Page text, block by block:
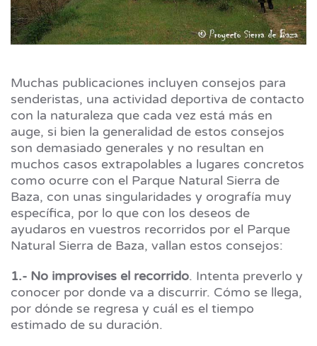
Muchas publicaciones incluyen consejos para
senderistas, una actividad deportiva de contacto
con la naturaleza que cada vez está más en
auge, si bien la generalidad de estos consejos
son demasiado generales y no resultan en
muchos casos extrapolables a lugares concretos
como ocurre con el Parque Natural Sierra de
Baza, con unas singularidades y orografía muy
específica, por lo que con los deseos de
ayudaros en vuestros recorridos por el Parque
Natural Sierra de Baza, vallan estos consejos:
1.- No improvises el recorrido. Intenta preverlo y
conocer por donde va a discurrir. Cómo se llega,
por dónde se regresa y cuál es el tiempo
estimado de su duración.